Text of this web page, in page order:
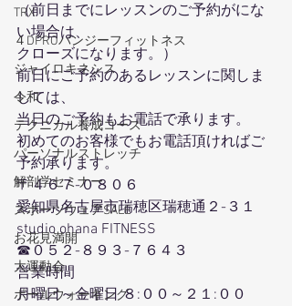
TRX
４DPROバンジーフィットネス
ジャイロキネシス
令和
テクニカル養成コース
パーソナルストレッチ
解剖学セミナー
スポーツウェアSALE
お花見満開
大運動会
ポールウォーキング
（前日までにレッスンのご予約がにな
い場合は、
クローズになります。）
前日にご予約のあるレッスンに関しま
しては、
当日のご予約もお電話で承ります。
初めてのお客様でもお電話頂ければご
予約承ります。
〒４６７-０８０６
愛知県名古屋市瑞穂区瑞穂通２-３１
studio ohana FITNESS
☎０５２-８９３-７６４３
営業時間
月曜日～金曜日 ８:００～２１:００